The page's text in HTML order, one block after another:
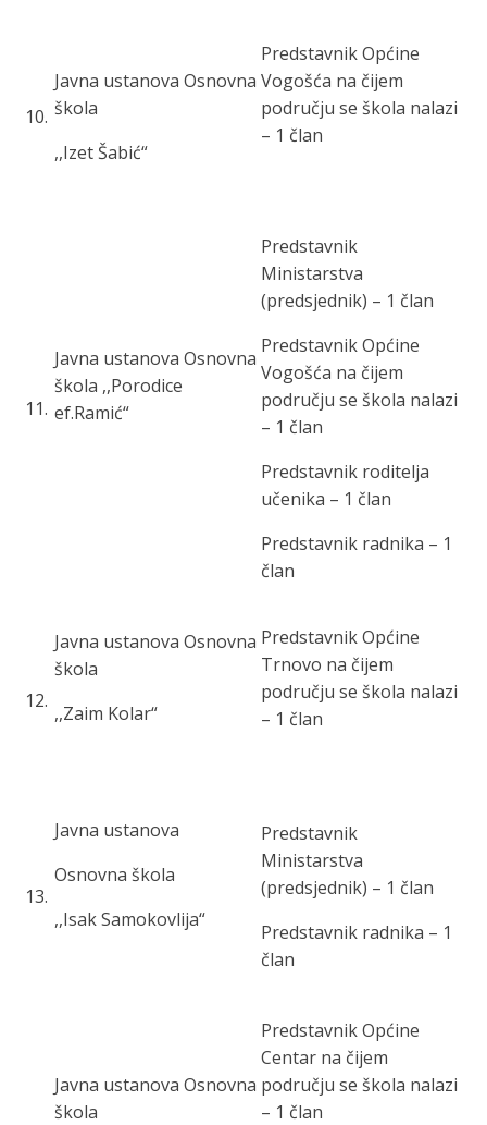
10.
Javna ustanova Osnovna
škola
,,Izet Šabić“
Predstavnik Općine
Vogošća na čijem
području se škola nalazi
– 1 član
11.
Javna ustanova Osnovna
škola ,,Porodice
ef.Ramić“
Predstavnik
Ministarstva
(predsjednik) – 1 član
Predstavnik Općine
Vogošća na čijem
području se škola nalazi
– 1 član
Predstavnik roditelja
učenika – 1 član
Predstavnik radnika – 1
član
12.
Javna ustanova Osnovna
škola
,,Zaim Kolar“
Predstavnik Općine
Trnovo na čijem
području se škola nalazi
– 1 član
13.
Javna ustanova
Osnovna škola
,,Isak Samokovlija“
Predstavnik
Ministarstva
(predsjednik) – 1 član
Predstavnik radnika – 1
član
Javna ustanova Osnovna
škola
Predstavnik Općine
Centar na čijem
području se škola nalazi
– 1 član